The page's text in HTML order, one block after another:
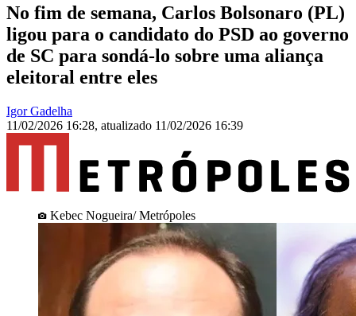
No fim de semana, Carlos Bolsonaro (PL)
ligou para o candidato do PSD ao governo
de SC para sondá-lo sobre uma aliança
eleitoral entre eles
Igor Gadelha
11/02/2026 16:28, atualizado 11/02/2026 16:39
Kebec Nogueira/ Metrópoles